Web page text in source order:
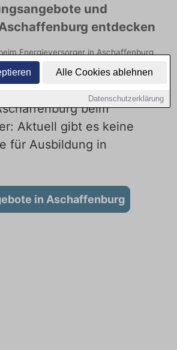
Alle Cookies ablehnen
Datenschutzerklärung
und
entdecken
Energieversorger in Aschaffenburg
Firmen. Entdecken Sie freie Optionen
bewerben Sie sich noch heute.
beim
Aktuell gibt es keine
für Ausbildung in
in Aschaffenburg